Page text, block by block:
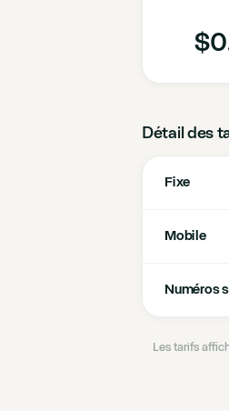
Détail des
Fixe
Mobile
Numéros
Les tarifs